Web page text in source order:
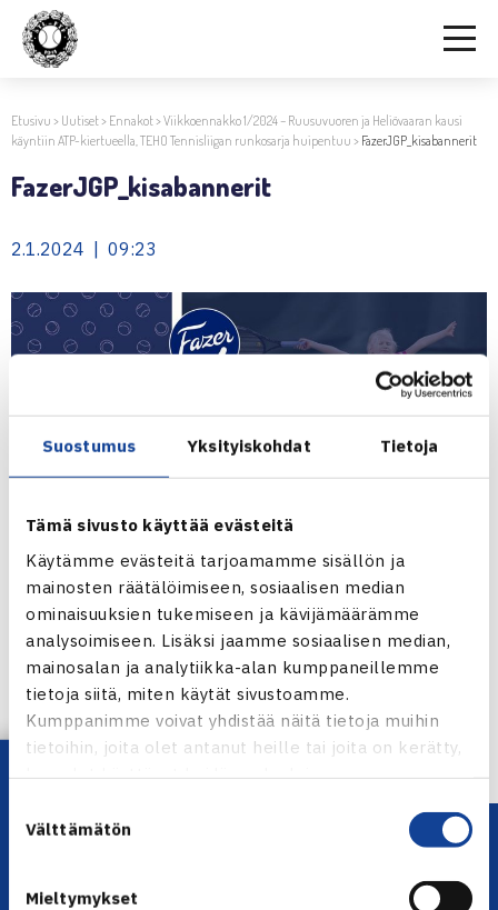
Suostumus Yksityiskohdat Tietoja
Tämä sivusto käyttää evästeitä
Käytämme evästeitä tarjoamamme sisällön ja
mainosten räätälöimiseen, sosiaalisen median
ominaisuuksien tukemiseen ja kävijämäärämme
analysoimiseen. Lisäksi jaamme sosiaalisen median,
mainosalan ja analytiikka-alan kumppaneillemme
tietoja siitä, miten käytät sivustoamme.
Kumppanimme voivat yhdistää näitä tietoja muihin
tietoihin, joita olet antanut heille tai joita on kerätty,
kun olet käyttänyt heidän palvelujaan.
valinta
Välttämätön
Mieltymykset
Etusivu > Uutiset> Ennakot>Viikkoennakko 1/2024 – Ruusuvuoren ja Heliövaaran kausi
käyntiin ATP-kiertueella, TEHO Tennisliigan runkosarja huipentuu > FazerJGP_kisabannerit
FazerJGP_kisabannerit
2.1.2024 | 09:23
← Edellinen
Lataa OmaTennis!